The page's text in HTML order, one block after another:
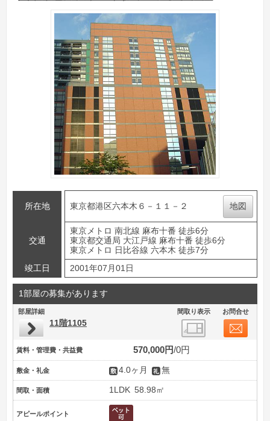
所在地 東京都港区六本木６－１１－２ 地図
交通
東京メトロ 南北線 麻布十番 徒歩6分
東京都交通局 大江戸線 麻布十番 徒歩6分
東京メトロ 日比谷線 六本木 徒歩7分
竣工日
2001年07月01日
1部屋の募集があります
部屋詳細 間取り表示 お問合せ
11階1105
賃料・管理費・共益費 570,000円 0円
敷金・礼金 4.0ヶ月 無
間取・面積 1LDK 58.98㎡
アピールポイント